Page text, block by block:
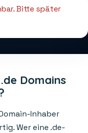
Bitte später
Domains
Inhaber
Wer eine .de-